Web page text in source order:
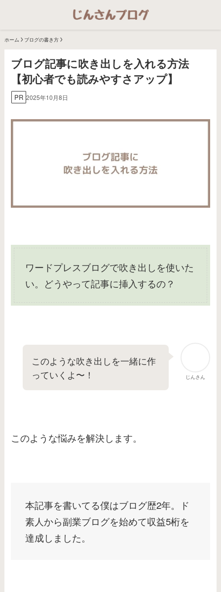
ホーム ブログの書き方
ブログ記事に吹き出しを入れる方法
【初心者でも読みやすさアップ】
PR 2025年10月8日
ワードプレスブログで吹き出しを使いた
い。どうやって記事に挿入するの？
じんさん
このような吹き出しを一緒に作
っていくよ〜！
このような悩みを解決します。
本記事を書いてる僕はブログ歴2年。ド
素人から副業ブログを始めて収益5桁を
達成しました。